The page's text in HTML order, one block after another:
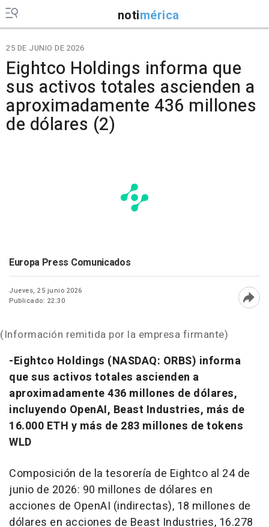
notimérica
25 DE JUNIO DE 2026
Eightco Holdings informa que
sus activos totales ascienden a
aproximadamente 436 millones
de dólares (2)
Europa Press Comunicados
Jueves, 25 junio 2026
Publicado: 22:30
(Información remitida por la empresa firmante)
-Eightco Holdings (NASDAQ: ORBS) informa
que sus activos totales ascienden a
aproximadamente 436 millones de dólares,
incluyendo OpenAI, Beast Industries, más de
16.000 ETH y más de 283 millones de tokens
WLD
Composición de la tesorería de Eightco al 24 de
junio de 2026: 90 millones de dólares en
acciones de OpenAI (indirectas), 18 millones de
dólares en acciones de Beast Industries, 16.278